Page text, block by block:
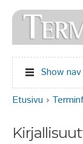
Show nav
Etusivu ›